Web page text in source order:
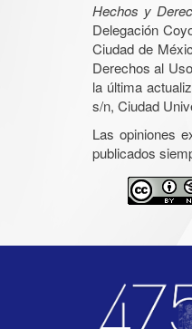
Hechos y
Delegación
Ciudad de
Derechos al
la última
s/n, Ciudad
Las opiniones
publicados